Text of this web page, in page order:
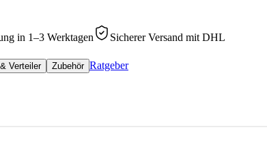
in 1–3 Werktagen Sicherer Versand mit DHL
Verteiler Zubehör Ratgeber